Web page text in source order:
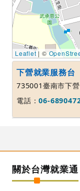
Leaflet| ©
下營就業服務台
735001臺南市下
電話：06-
關於台灣就業通